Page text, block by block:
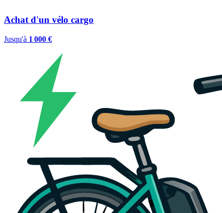
Achat d'un vélo cargo
Jusqu'à 1 000 €